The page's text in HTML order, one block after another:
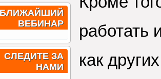
БЛИЖАЙШИЙ
ВЕБИНАР
СЛЕДИТЕ ЗА
НАМИ
работать
как